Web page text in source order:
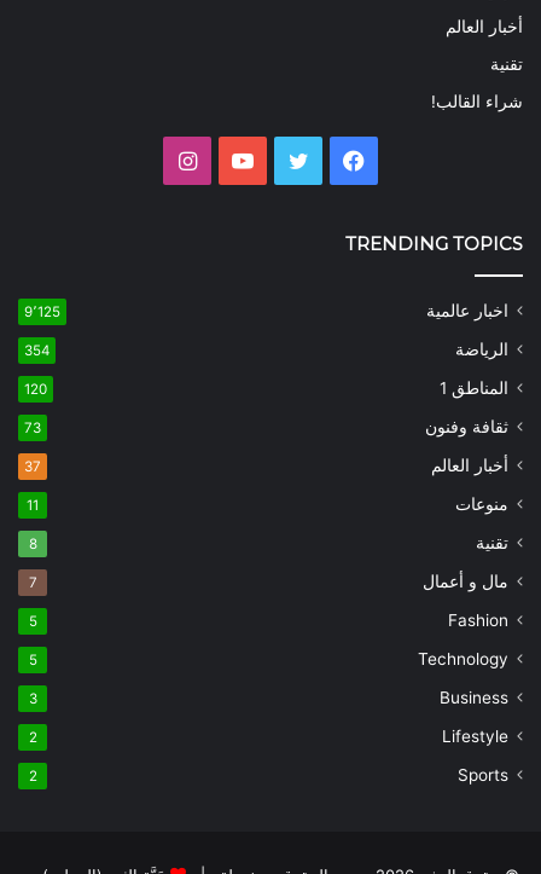
أخبار العالم
تقنية
شراء القالب!
فيسبوك تويتر يوتيوب
TRENDING TOPICS
اخبار عالمية 9٬125
الرياضة 354
المناطق 1 120
ثقافة وفنون 73
أخبار العالم 37
منوعات 11
تقنية 8
مال و أعمال 7
Fashion
5
Technology
5
Business
3
Lifestyle
2
Sports
2